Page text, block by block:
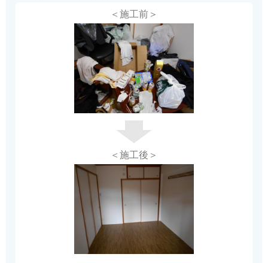
＜施工前＞
＜施工後＞